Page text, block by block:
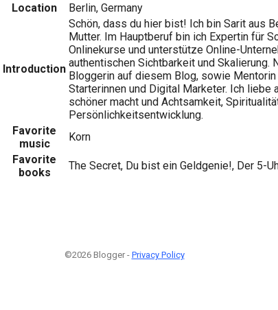
Location
Berlin, Germany
Introduction
Schön, dass du hier bist! Ich bin Sarit aus
Mutter. Im Hauptberuf bin ich Expertin für
Onlinekurse und unterstütze Online-
authentischen Sichtbarkeit und Skalierung.
Bloggerin auf diesem Blog, sowie
Starterinnen und Digital Marketer. Ich liebe
schöner macht und Achtsamkeit,
Persönlichkeitsentwicklung.
Favorite
music
Korn
Favorite
books
The Secret, Du bist ein Geldgenie!, Der 5-
©2026 Blogger - Privacy Policy